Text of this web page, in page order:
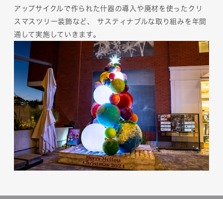
アップサイクルで作られた什器の導入や廃材を使ったクリ
スマスツリー装飾など、
サスティナブルな取り組みを年間
通して実施していきます。